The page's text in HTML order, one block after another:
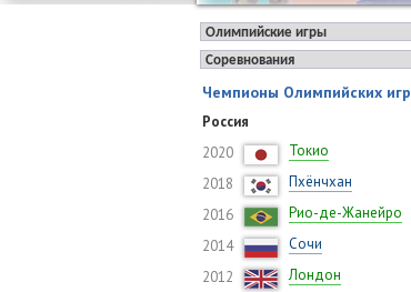
Чемпионы Олимпийских игр
Россия
2020
Токио
2018
Пхёнчхан
2016
Рио-де-Жанейро
2014
Сочи
2012
Лондон